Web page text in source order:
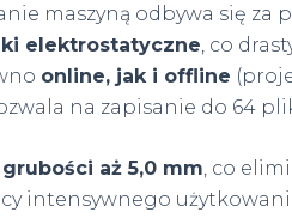
maszyną odbywa się za
elektrostatyczne , co
online, jak i offline
na zapisanie do 64
aż 5,0 mm, co
intensywnego